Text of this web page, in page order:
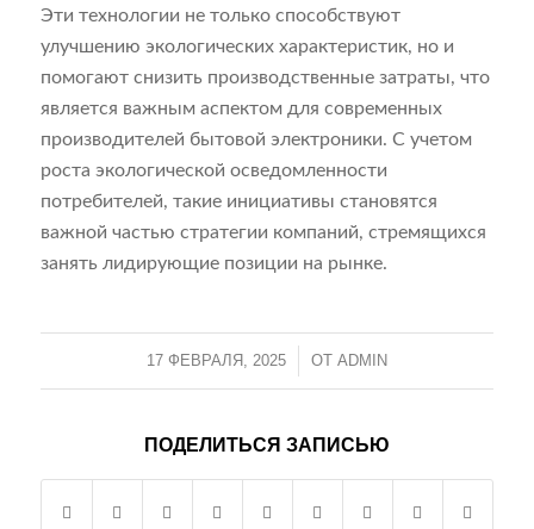
Эти технологии не только способствуют
улучшению экологических характеристик, но и
помогают снизить производственные затраты, что
является важным аспектом для современных
производителей бытовой электроники. С учетом
роста экологической осведомленности
потребителей, такие инициативы становятся
важной частью стратегии компаний, стремящихся
занять лидирующие позиции на рынке.
17 ФЕВРАЛЯ, 2025
/ ОТ ADMIN
ПОДЕЛИТЬСЯ ЗАПИСЬЮ